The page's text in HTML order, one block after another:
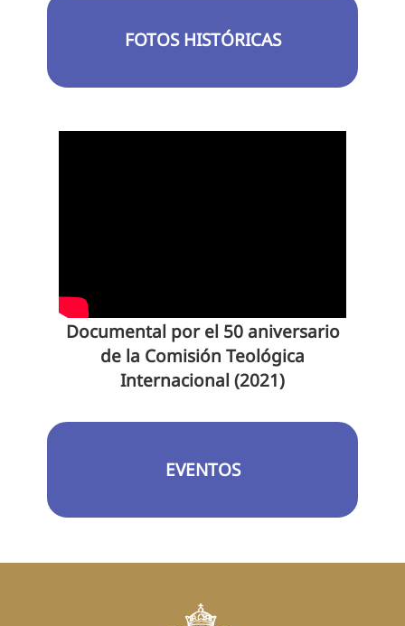
FOTOS HISTÓRICAS
Documental por el 50 aniversario
de la Comisión Teológica
Internacional (2021)
EVENTOS